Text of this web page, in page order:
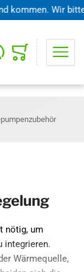
dies zu
Mini-Warenkorb öffnen
nötig, um
integrieren.
Wärmequelle,